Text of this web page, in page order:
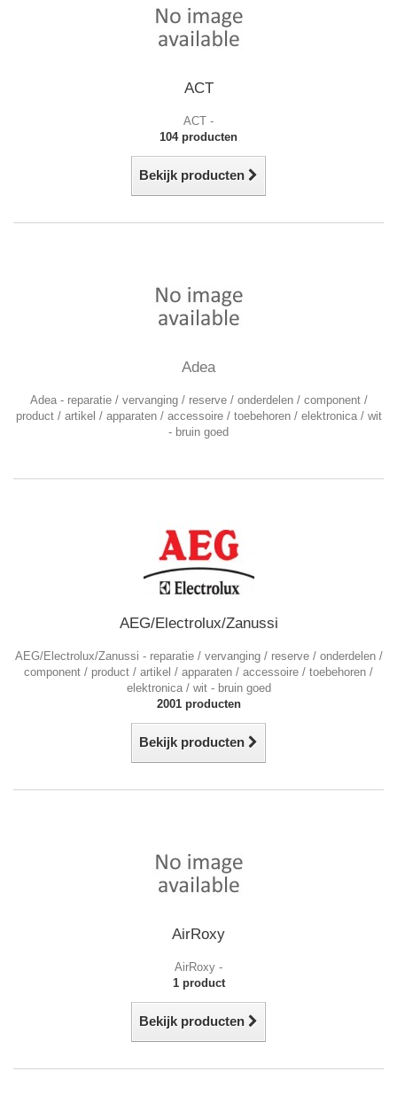
ACT
ACT -
104 producten
Bekijk producten
Adea
Adea - reparatie / vervanging / reserve / onderdelen / component /
product / artikel / apparaten / accessoire / toebehoren / elektronica / wit
- bruin goed
AEG/Electrolux/Zanussi
AEG/Electrolux/Zanussi - reparatie / vervanging / reserve / onderdelen /
component / product / artikel / apparaten / accessoire / toebehoren /
elektronica / wit - bruin goed
2001 producten
Bekijk producten
AirRoxy
AirRoxy -
1 product
Bekijk producten